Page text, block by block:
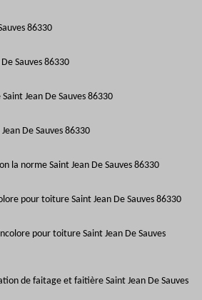
86330
Sauves 86330
Jean De Sauves 86330
De Sauves 86330
la norme Saint Jean De Sauves 86330
pour toiture Saint Jean De Sauves 86330
pour toiture Saint Jean De Sauves
de faitage et faitière Saint Jean De Sauves